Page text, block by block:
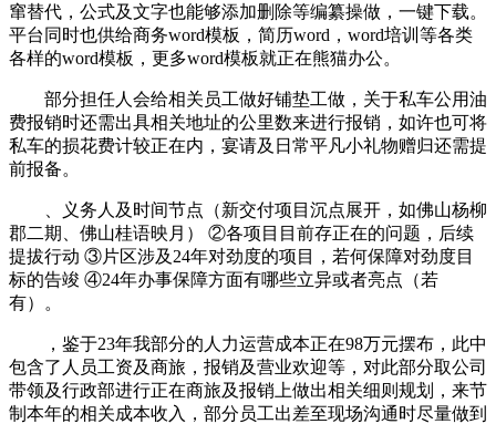
窜替代，公式及文字也能够添加删除等编纂操做，一键下载。
平台同时也供给商务word模板，简历word，word培训等各类
各样的word模板，更多word模板就正在熊猫办公。
部分担任人会给相关员工做好铺垫工做，关于私车公用油
费报销时还需出具相关地址的公里数来进行报销，如许也可将
私车的损花费计较正在内，宴请及日常平凡小礼物赠归还需提
前报备。
、义务人及时间节点（新交付项目沉点展开，如佛山杨柳
郡二期、佛山桂语映月） ②各项目目前存正在的问题，后续
提拔行动 ③片区涉及24年对劲度的项目，若何保障对劲度目
标的告竣 ④24年办事保障方面有哪些立异或者亮点（若
有）。
，鉴于23年我部分的人力运营成本正在98万元摆布，此中
包含了人员工资及商旅，报销及营业欢迎等，对此部分取公司
带领及行政部进行正在商旅及报销上做出相关细则规划，来节
制本年的相关成本收入，部分员工出差至现场沟通时尽量做到